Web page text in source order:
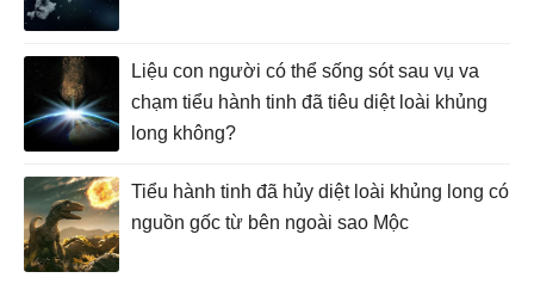
Liệu con người có thể sống sót sau vụ va
chạm tiểu hành tinh đã tiêu diệt loài khủng
long không?
Tiểu hành tinh đã hủy diệt loài khủng long có
nguồn gốc từ bên ngoài sao Mộc